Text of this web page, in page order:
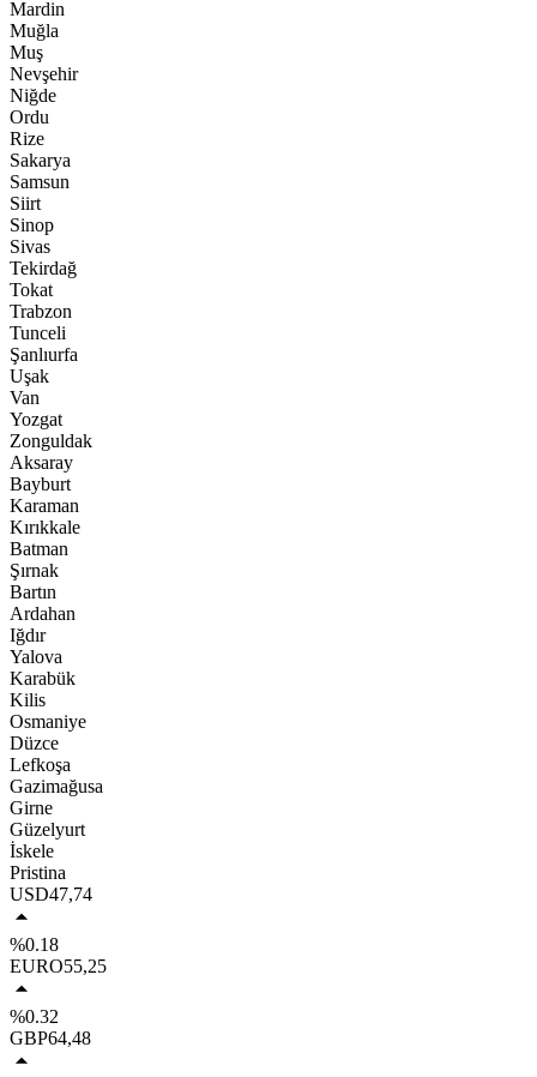
Mardin
Muğla
Muş
Nevşehir
Niğde
Ordu
Rize
Sakarya
Samsun
Siirt
Sinop
Sivas
Tekirdağ
Tokat
Trabzon
Tunceli
Şanlıurfa
Uşak
Van
Yozgat
Zonguldak
Aksaray
Bayburt
Karaman
Kırıkkale
Batman
Şırnak
Bartın
Ardahan
Iğdır
Yalova
Karabük
Kilis
Osmaniye
Düzce
Lefkoşa
Gazimağusa
Girne
Güzelyurt
İskele
Pristina
USD47,74
%0.18
EURO55,25
%0.32
GBP64,48